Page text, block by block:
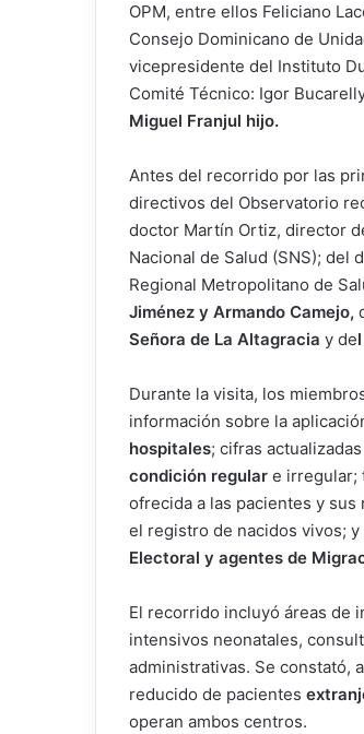
OPM, entre ellos Feliciano
Consejo Dominicano de
vicepresidente del Instituto
Comité Técnico: Igor
Miguel Franjul hijo.
Antes del recorrido por las
directivos del Observatorio
doctor Martín Ortiz, director
Nacional de Salud (SNS); del
Regional Metropolitano de
Jiménez y Armando Camejo,
Señora de La Altagracia y de
Durante la visita, los
información sobre la
hospitales; cifras
condición regular e irregular;
ofrecida a las pacientes y
el registro de nacidos vivos;
Electoral y agentes de
El recorrido incluyó áreas de
intensivos neonatales,
administrativas. Se constató,
reducido de pacientes
operan ambos centros.